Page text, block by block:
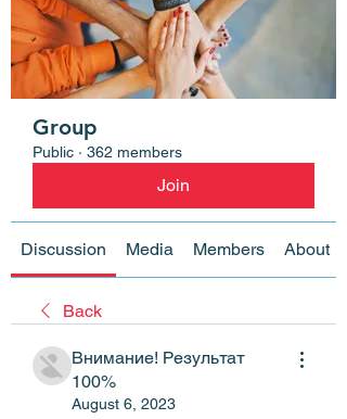
Group
Public · 362 members
Join
Discussion Media Members About
Back
Внимание! Результат
100%
August 6, 2023